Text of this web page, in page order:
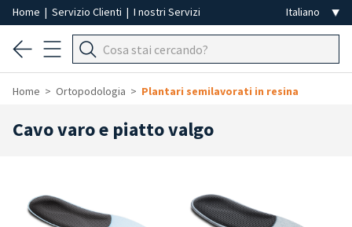
Home | Servizio Clienti | I nostri Servizi
Home Ortopodologia Plantari semilavorati in resina
Cavo varo e piatto valgo